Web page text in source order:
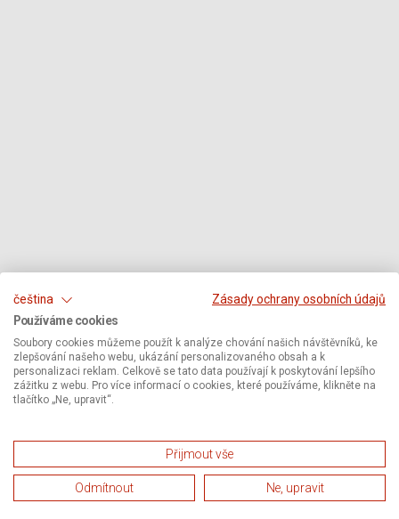
čeština
Zásady ochrany osobních údajů
Používáme cookies
Soubory cookies můžeme použít k analýze chování našich návštěvníků, ke
zlepšování našeho webu, ukázání personalizovaného obsah a k
personalizaci reklam. Celkově se tato data používají k poskytování lepšího
zážitku z webu. Pro více informací o cookies, které používáme, klikněte na
tlačítko „Ne, upravit“.
Přijmout vše
Odmítnout Ne, upravit